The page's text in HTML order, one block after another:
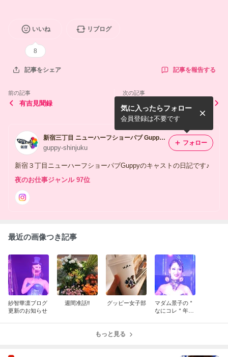
いいね
8
リブログ
記事をシェア 記事を報告する
前の記事
有吉見聞録
次の記事
新宿三丁目 ニューハーフショーパブ Guppy リレーブログ
guppy-shinjuku
新宿３丁目ニューハーフショーパブGuppyのキャストの日記です♪
気に入ったらフォロー
会員登録は不要です
フォロー
夜のお仕事ジャンル 97位
最近の画像つき記事
紗智華凛ブログ
更新のお知らせ
週間准話‼️ グッピー女子部
マダム景子の＂
なにコレ＂年中
もっと見る